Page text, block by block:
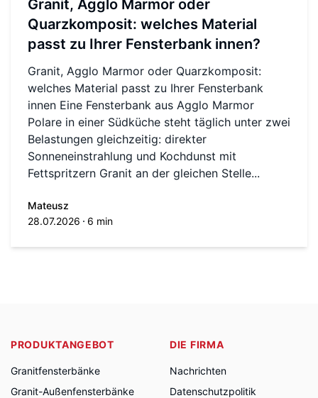
Granit, Agglo Marmor oder
Quarzkomposit: welches Material
passt zu Ihrer Fensterbank innen?
Granit, Agglo Marmor oder Quarzkomposit:
welches Material passt zu Ihrer Fensterbank
innen Eine Fensterbank aus Agglo Marmor
Polare in einer Südküche steht täglich unter zwei
Belastungen gleichzeitig: direkter
Sonneneinstrahlung und Kochdunst mit
Fettspritzern Granit an der gleichen Stelle...
Mateusz
28.07.2026
6 min
PRODUKTANGEBOT
Granitfensterbänke
Granit-Außenfensterbänke
DIE FIRMA
Nachrichten
Datenschutzpolitik